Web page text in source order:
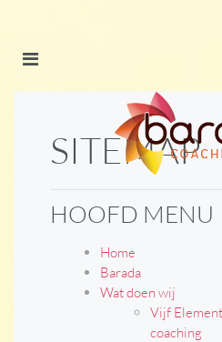
SITEMAP
HOOFD MENU
Home
Barada
Wat doen wij
Vijf
coaching